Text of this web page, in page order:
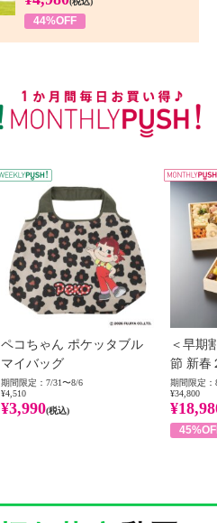
44%OFF
WEEKLY PUSH
ペコちゃん ポケッタブル
マイバッグ
期間限定：7/31〜8/6
¥4,510
¥3,990(税込)
＜早期
節 新春
期間限定：
¥34,800